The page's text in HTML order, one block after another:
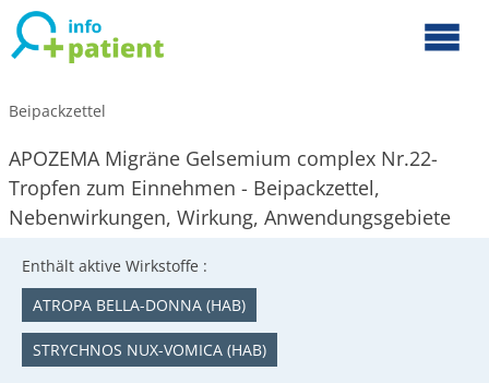
Beipackzettel
APOZEMA Migräne Gelsemium complex Nr.22-
Tropfen zum Einnehmen - Beipackzettel,
Nebenwirkungen, Wirkung, Anwendungsgebiete
Enthält aktive Wirkstoffe :
ATROPA BELLA-DONNA (HAB)
STRYCHNOS NUX-VOMICA (HAB)